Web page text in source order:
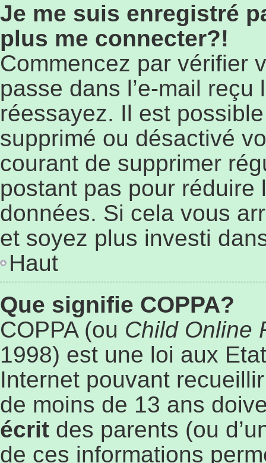
Je me suis enregistré
plus me connecter?!
Commencez par vérifier
passe dans l’e-mail
réessayez. Il est
supprimé ou désactivé
courant de supprimer
postant pas pour réduire
données. Si cela vous
et soyez plus investi
Haut
Que signifie COPPA?
COPPA (ou Child Online
1998) est une loi aux
Internet pouvant
de moins de 13 ans
écrit des parents (ou
de ces informations